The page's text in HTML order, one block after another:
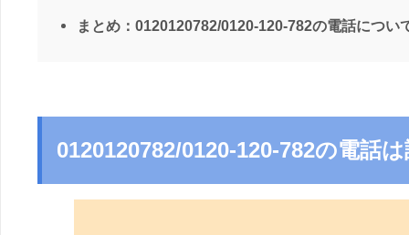
まとめ：0120120782/0120-120-782の電話につい
0120120782/0120-120-782の電話